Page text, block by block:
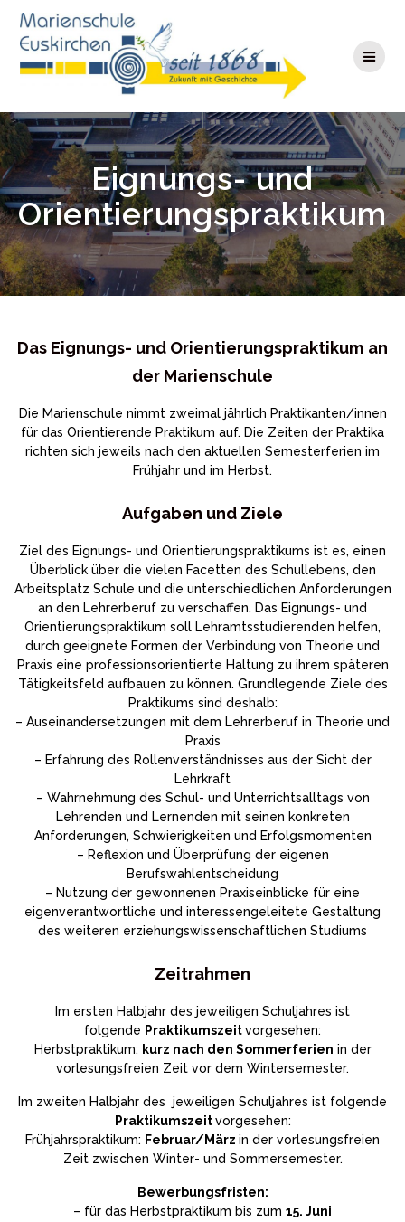
springen
Eignungs- und
Orientierungspraktikum
Das Eignungs- und Orientierungspraktikum an
der Marienschule
Die Marienschule nimmt zweimal jährlich Praktikanten/innen
für das Orientierende Praktikum auf. Die Zeiten der Praktika
richten sich jeweils nach den aktuellen Semesterferien im
Frühjahr und im Herbst.
Aufgaben und Ziele
Ziel des Eignungs- und Orientierungspraktikums ist es, einen
Überblick über die vielen Facetten des Schullebens, den
Arbeitsplatz Schule und die unterschiedlichen Anforderungen
an den Lehrerberuf zu verschaffen. Das Eignungs- und
Orientierungspraktikum soll Lehramtsstudierenden helfen,
durch geeignete Formen der Verbindung von Theorie und
Praxis eine professionsorientierte Haltung zu ihrem späteren
Tätigkeitsfeld aufbauen zu können. Grundlegende Ziele des
Praktikums sind deshalb:
– Auseinandersetzungen mit dem Lehrerberuf in Theorie und
Praxis
– Erfahrung des Rollenverständnisses aus der Sicht der
Lehrkraft
– Wahrnehmung des Schul- und Unterrichtsalltags von
Lehrenden und Lernenden mit seinen konkreten
Anforderungen, Schwierigkeiten und Erfolgsmomenten
– Reflexion und Überprüfung der eigenen
Berufswahlentscheidung
– Nutzung der gewonnenen Praxiseinblicke für eine
eigenverantwortliche und interessengeleitete Gestaltung
des weiteren erziehungswissenschaftlichen Studiums
Zeitrahmen
Im ersten Halbjahr des jeweiligen Schuljahres ist
folgende Praktikumszeitvorgesehen:
Herbstpraktikum: kurz nach den Sommerferien in der
vorlesungsfreien Zeit vor dem Wintersemester.
Im zweiten Halbjahr des jeweiligen Schuljahres​​​ ​​​ist folgende
Praktikumszeitvorgesehen:
Frühjahrspraktikum: Februar/März in der vorlesungsfreien
Zeit zwischen Winter- und Sommersemester.
Bewerbungsfristen:
– für das Herbstpraktikum bis zum 15. Juni